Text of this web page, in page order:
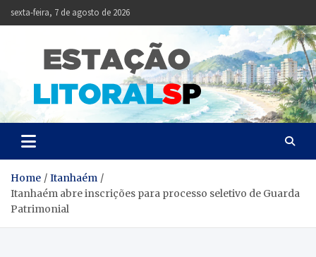
to
sexta-feira, 7 de agosto de 2026
Estação
Litoral
Notícias da Baixada
Santista
Home
Itanhaém
Itanhaém abre inscrições para processo seletivo de Guarda
Patrimonial